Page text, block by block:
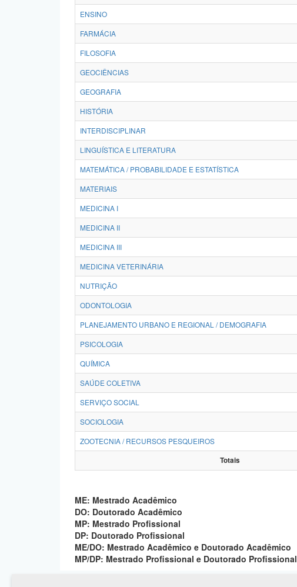
ENSINO
FARMÁCIA
FILOSOFIA
GEOCIÊNCIAS
GEOGRAFIA
HISTÓRIA
INTERDISCIPLINAR
LINGUÍSTICA E LITERATURA
MATEMÁTICA / PROBABILIDADE E ESTATÍSTICA
MATERIAIS
MEDICINA I
MEDICINA II
MEDICINA III
MEDICINA VETERINÁRIA
NUTRIÇÃO
ODONTOLOGIA
PLANEJAMENTO URBANO E REGIONAL / DEMOGRAFIA
PSICOLOGIA
QUÍMICA
SAÚDE COLETIVA
SERVIÇO SOCIAL
SOCIOLOGIA
ZOOTECNIA / RECURSOS PESQUEIROS
Totais
ME: Mestrado Acadêmico
DO: Doutorado Acadêmico
MP: Mestrado Profissional
DP: Doutorado Profissional
ME/DO: Mestrado Acadêmico e Doutorado Acadêmico
MP/DP: Mestrado Profissional e Doutorado Profissional